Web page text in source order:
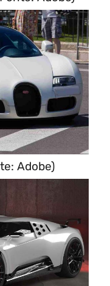
Adobe)